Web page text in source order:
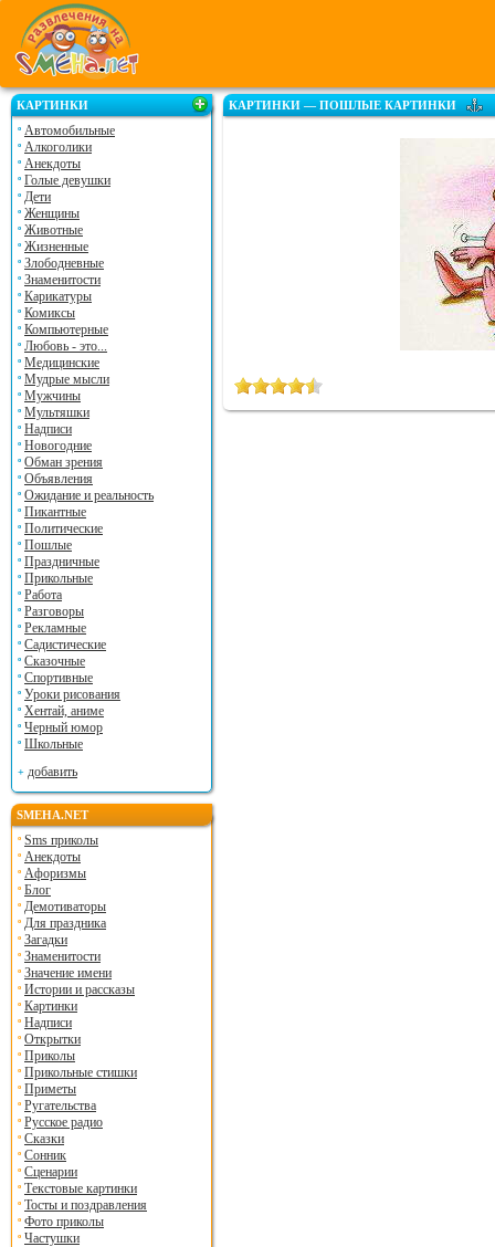
КАРТИНКИ
Автомобильные
Алкоголики
Анекдоты
Голые девушки
Дети
Женщины
Животные
Жизненные
Злободневные
Знаменитости
Карикатуры
Комиксы
Компьютерные
Любовь - это...
Медицинские
Мудрые мысли
Мужчины
Мультяшки
Надписи
Новогодние
Обман зрения
Объявления
Ожидание и реальность
Пикантные
Политические
Пошлые
Праздничные
Прикольные
Работа
Разговоры
Рекламные
Садистические
Сказочные
Спортивные
Уроки рисования
Хентай, аниме
Черный юмор
Школьные
добавить
SMEHA.NET
Sms приколы
Анекдоты
Афоризмы
Блог
Демотиваторы
Для праздника
Загадки
Знаменитости
Значение имени
Истории и рассказы
Картинки
Надписи
Открытки
Приколы
Прикольные стишки
Приметы
Ругательства
Русское радио
Сказки
Сонник
Сценарии
Текстовые картинки
Тосты и поздравления
Фото приколы
Частушки
КАРТИНКИ — ПОШЛЫЕ КАРТИНКИ